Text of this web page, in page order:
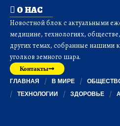
О НАС
Новостной блок с актуальными
медицине, технологиях,
других темах, собранные нашими
уголков земного шара.
Контакты
ГЛАВНАЯ В МИРЕ
ТЕХНОЛОГИИ
ЗДОРОВЬЕ